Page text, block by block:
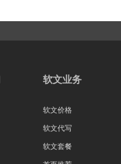
软文业务
软文价格
软文代写
软文套餐